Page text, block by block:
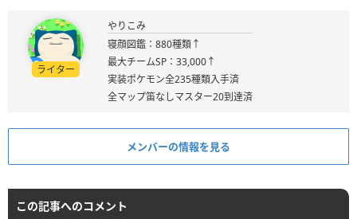
ライター
やりこみ
寝顔図鑑：880種類↑
最大チームSP：33,000↑
実装ポケモン全235種類入手済
全マップ笛なしマスター20到達済
メンバーの情報を見る
この記事へのコメント